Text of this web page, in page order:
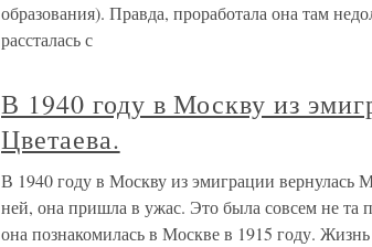
образования). Правда, проработала она там
рассталась с
В 1940 году в Москву из
Цветаева.
В 1940 году в Москву из эмиграции вернулась
ней, она пришла в ужас. Это была совсем не та
она познакомилась в Москве в 1915 году.